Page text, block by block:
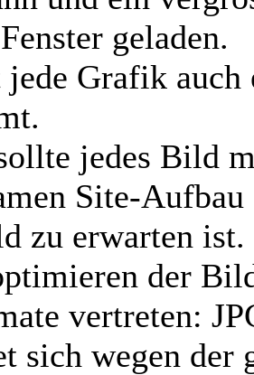
geladen.
Grafik auch
jedes Bild
Site-
zu erwarten ist.
der
vertreten:
sich wegen